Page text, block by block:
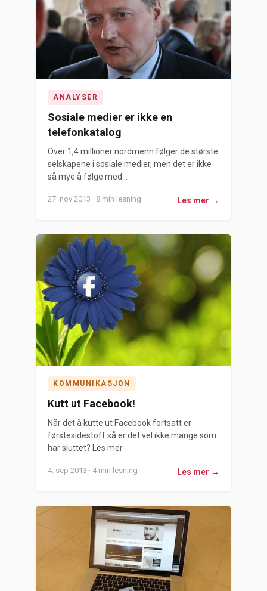
ANALYSER
Sosiale medier er ikke en
telefonkatalog
Over 1,4 millioner nordmenn følger de største
selskapene i sosiale medier, men det er ikke
så mye å følge med...
27. nov 2013 · 8 min lesning Les mer →
KOMMUNIKASJON
Kutt ut Facebook!
Når det å kutte ut Facebook fortsatt er
førstesidestoff så er det vel ikke mange som
har sluttet? Les mer
4. sep 2013 · 4 min lesning Les mer →